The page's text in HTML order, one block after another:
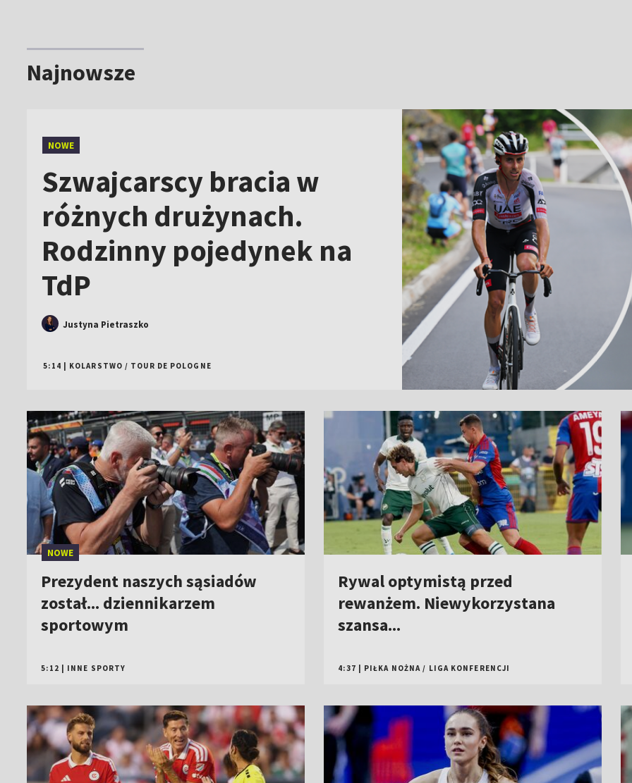
Najnowsze
NOWE
Szwajcarscy bracia w
różnych drużynach.
Rodzinny pojedynek na
TdP
Justyna Pietraszko
5:14 | KOLARSTWO / TOUR DE POLOGNE
NOWE
Prezydent naszych sąsiadów
został... dziennikarzem
sportowym
5:12 | INNE SPORTY
Rywal optymistą przed
rewanżem. Niewykorzystana
szansa...
4:37 | PIŁKA NOŻNA / LIGA KONFERENCJI